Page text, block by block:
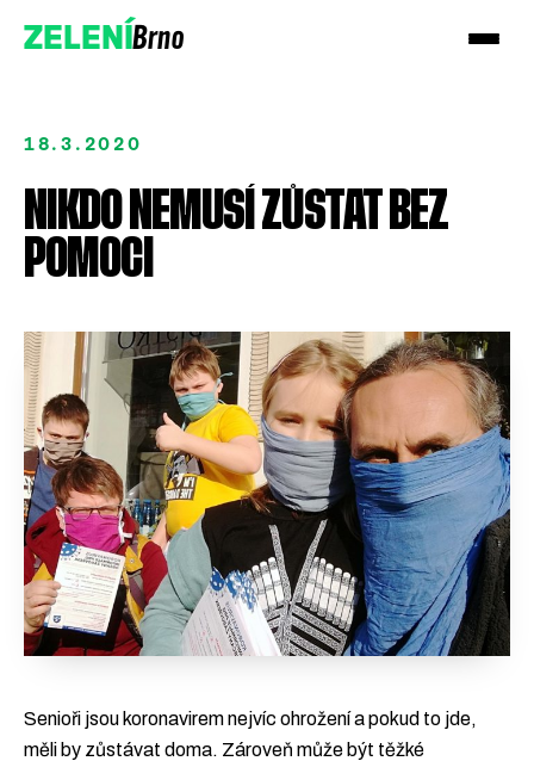
ZELENÍBrno
Podpořte nás darem
18.3.2020
NIKDO NEMUSÍ ZŮSTAT BEZ
POMOCI
Senioři jsou koronavirem nejvíc ohrožení a pokud to jde,
měli by zůstávat doma. Zároveň může být těžké